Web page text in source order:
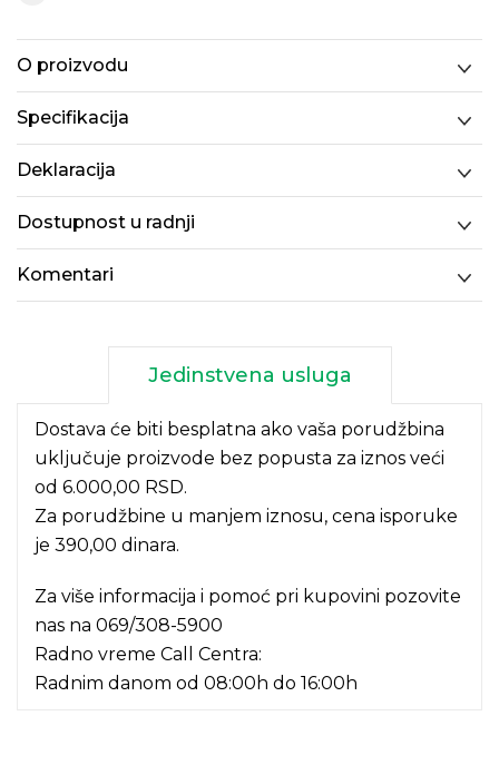
O proizvodu
Specifikacija
Deklaracija
Dostupnost u radnji
Komentari
Jedinstvena usluga
Dostava će biti besplatna ako vaša porudžbina
uključuje proizvode bez popusta za iznos veći
od 6.000,00 RSD.
Za porudžbine u manjem iznosu, cena isporuke
je 390,00 dinara.
Za više informacija i pomoć pri kupovini pozovite
nas na 069/308-5900
Radno vreme Call Centra:
Radnim danom od 08:00h do 16:00h